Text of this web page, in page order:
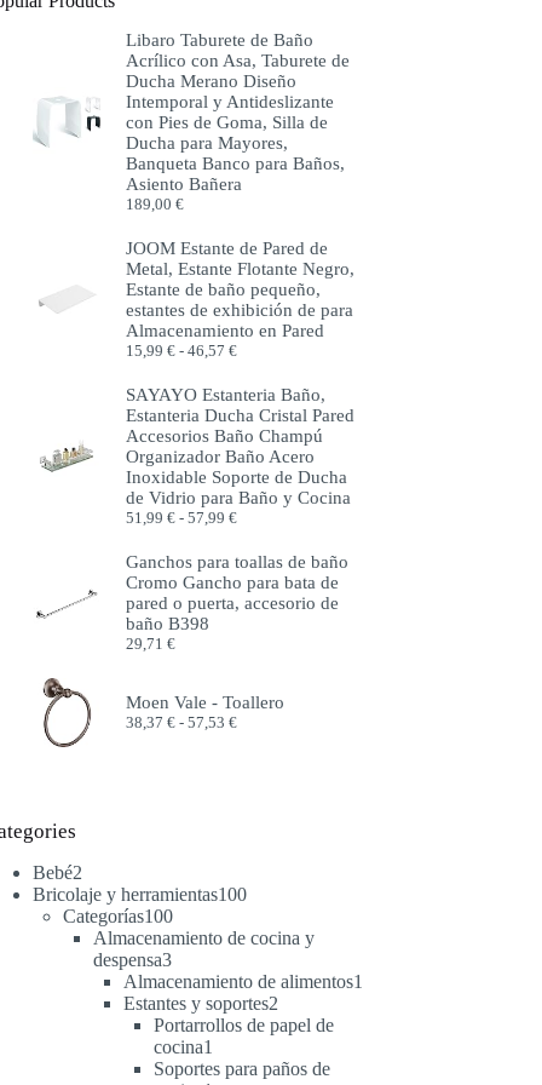
Libaro Taburete de Baño
Acrílico con Asa, Taburete de
Ducha Merano Diseño
Intemporal y Antideslizante
con Pies de Goma, Silla de
Ducha para Mayores,
Banqueta Banco para Baños,
Asiento Bañera
189,00€
JOOM Estante de Pared de
Metal, Estante Flotante Negro,
Estante de baño pequeño,
estantes de exhibición de para
Almacenamiento en Pared
15,99€ - 46,57€Rango
precios:
desde
15,99 €
hasta
46,57 €
SAYAYO Estanteria Baño,
Estanteria Ducha Cristal Pared
Accesorios Baño Champú
Organizador Baño Acero
Inoxidable Soporte de Ducha
de Vidrio para Baño y Cocina
51,99€ - 57,99€Rango
precios:
desde
51,99 €
hasta
Ganchos para toallas de baño
Cromo Gancho para bata de
pared o puerta, accesorio de
baño B398
29,71€
Moen Vale - Toallero
38,37€ - 57,53€Rango
Bebé2
productos
Bricolaje y herramientas100100
Categorías100100
productos
Almacenamiento de cocina y
despensa33
productos
Almacenamiento de alimentos1
Estantes y soportes2
productos
Portarrollos de papel de
cocina1
producto
Soportes para paños de